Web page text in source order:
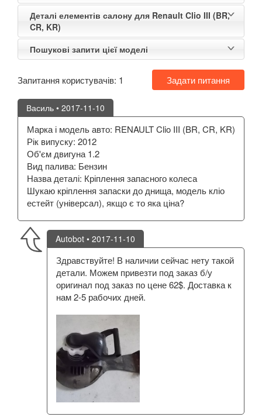
Деталі елементів салону для Renault Clio III (BR,
CR, KR)
Пошукові запити цієї моделі
Запитання користувачів: 1 Задати питання
Василь • 2017-11-10
Марка і модель авто: RENAULT Clio III (BR, CR, KR)
Рік випуску: 2012
Об'єм двигуна 1.2
Вид палива: Бензин
Назва деталі: Кріплення запасного колеса
Шукаю кріплення запаски до днища, модель кліо
естейт (універсал), якщо є то яка ціна?
Autobot • 2017-11-10
Здравствуйте! В наличии сейчас нету такой
детали. Можем привезти под заказ б/у
оригинал под заказ по цене 62$. Доставка к
нам 2-5 рабочих дней.